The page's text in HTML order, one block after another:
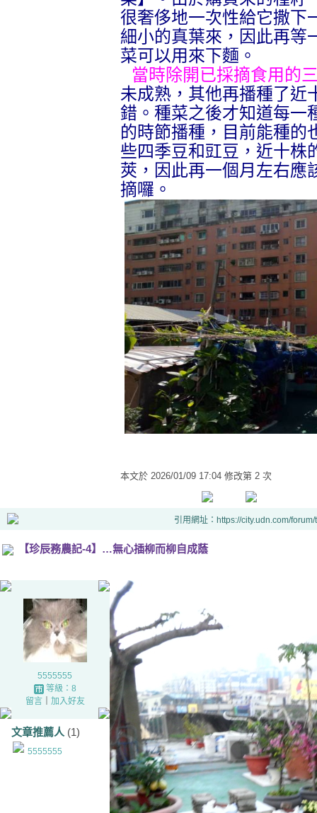
很奢侈地一次性給它撒下
細小的真葉來，因此再等
菜可以用來下麵。
當時除開已採摘食用的
未成熟，其他再播種了近
錯。種菜之後才知道每一
的時節播種，目前能種的
些四季豆和豇豆，近十株
莢，因此再一個月左右應
摘囉。
本文於 2026/01/09 17:04 修改第 2 次
引用網址：https://city.udn.com/
【珍辰務農記-4】…無心插柳而柳自成蔭
5555555
等級：8
留言｜ 加入好友
文章推薦人 (1)
5555555